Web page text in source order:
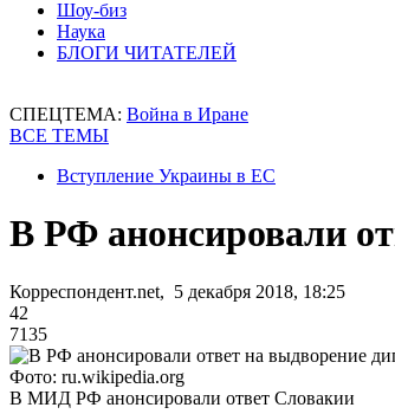
Шоу-биз
Наука
БЛОГИ ЧИТАТЕЛЕЙ
СПЕЦТЕМА: Война в Иране
ВСЕ ТЕМЫ
Вступление Украины в ЕС
В РФ анонсировали
Корреспондент.net, 5 декабря 2018, 18:25
42
7135
Фото: ru.wikipedia.org
В МИД РФ анонсировали ответ Словакии